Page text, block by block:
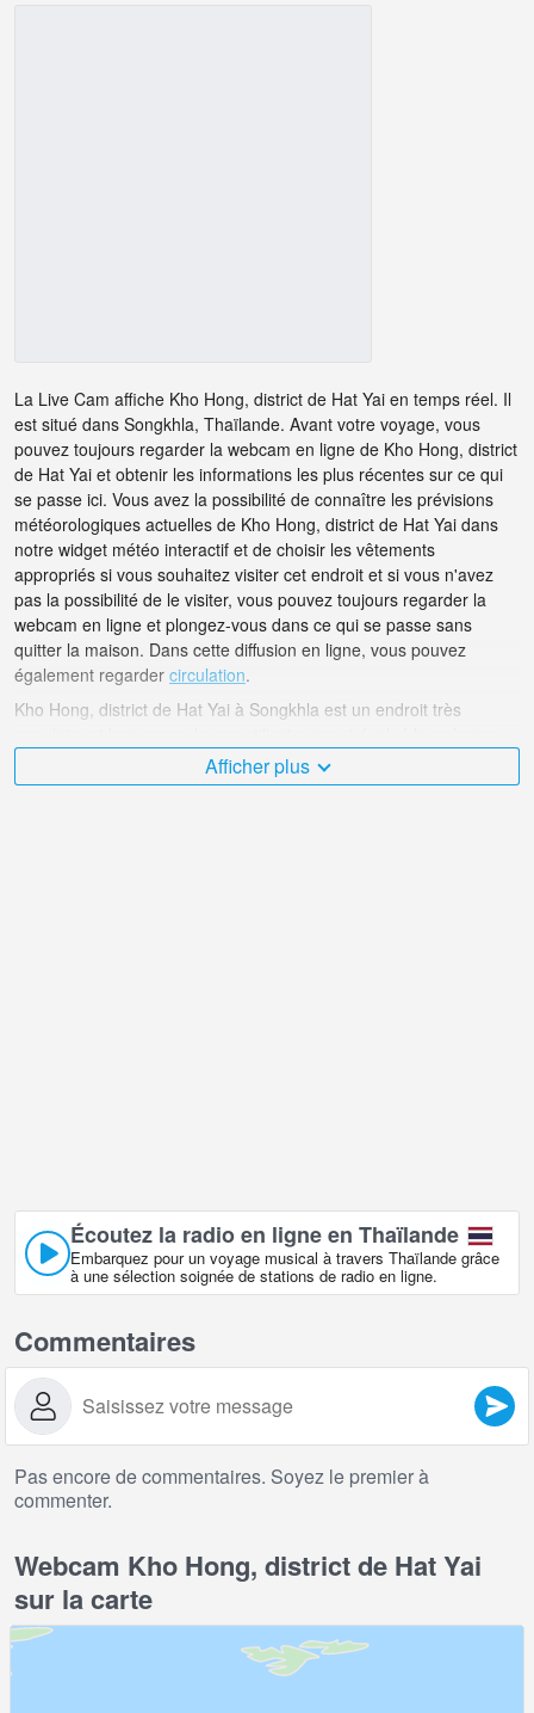
La Live Cam affiche Kho Hong, district de Hat Yai en temps réel. Il
est situé dans Songkhla, Thaïlande. Avant votre voyage, vous
pouvez toujours regarder la webcam en ligne de Kho Hong, district
de Hat Yai et obtenir les informations les plus récentes sur ce qui
se passe ici. Vous avez la possibilité de connaître les prévisions
météorologiques actuelles de Kho Hong, district de Hat Yai dans
notre widget météo interactif et de choisir les vêtements
appropriés si vous souhaitez visiter cet endroit et si vous n'avez
pas la possibilité de le visiter, vous pouvez toujours regarder la
webcam en ligne et plongez-vous dans ce qui se passe sans
quitter la maison. Dans cette diffusion en ligne, vous pouvez
également regarder circulation.
Kho Hong, district de Hat Yai à Songkhla est un endroit très
avec des points de diffusion en ligne.
Afficher plus
Écoutez la radio en ligne en Thaïlande
Embarquez pour un voyage musical à travers Thaïlande grâce
à une sélection soignée de stations de radio en ligne.
Commentaires
Pas encore de commentaires. Soyez le premier à
commenter.
Webcam Kho Hong, district de Hat Yai
sur la carte